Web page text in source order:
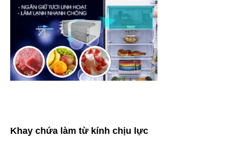
Khay chứa làm từ kính chịu lực